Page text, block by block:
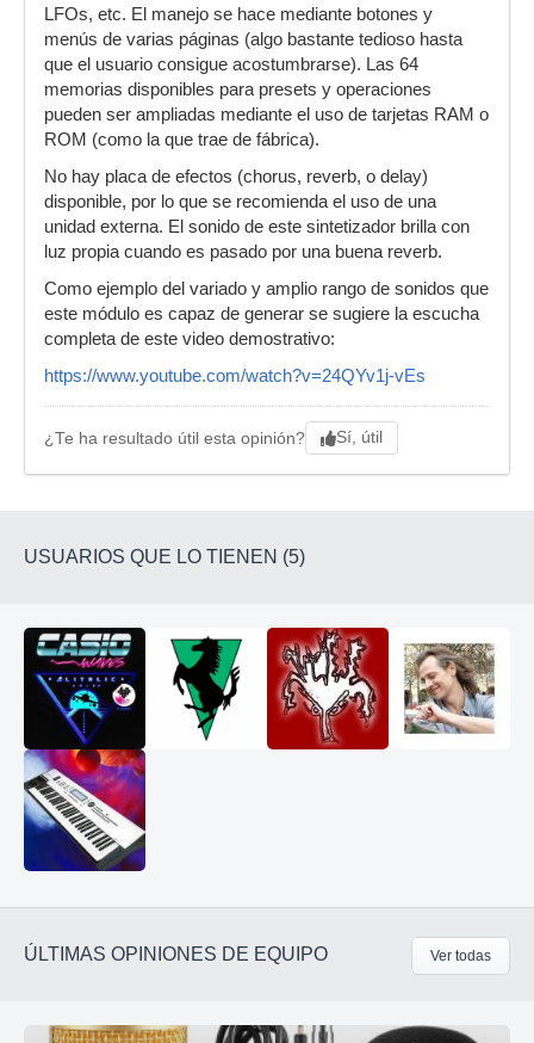
LFOs, etc. El manejo se hace mediante botones y
menús de varias páginas (algo bastante tedioso hasta
que el usuario consigue acostumbrarse). Las 64
memorias disponibles para presets y operaciones
pueden ser ampliadas mediante el uso de tarjetas RAM o
ROM (como la que trae de fábrica).
No hay placa de efectos (chorus, reverb, o delay)
disponible, por lo que se recomienda el uso de una
unidad externa. El sonido de este sintetizador brilla con
luz propia cuando es pasado por una buena reverb.
Como ejemplo del variado y amplio rango de sonidos que
este módulo es capaz de generar se sugiere la escucha
completa de este video demostrativo:
https://www.youtube.com/watch?v=24QYv1j-vEs
¿Te ha resultado útil esta opinión? Sí, útil
USUARIOS QUE LO TIENEN (5)
ÚLTIMAS OPINIONES DE EQUIPO Ver todas